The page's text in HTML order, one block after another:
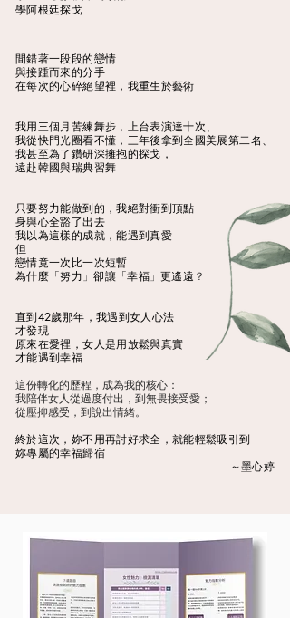
學阿根廷探戈
間錯著一段段的戀情
與接踵而來的分手
在每次的心碎絕望裡，我重生於藝術
我用三個月苦練舞步，上台表演達十次、
我從快門光圈看不懂，三年後拿到全國美展第二名、
我甚至為了鑽研深擁抱的探戈，
遠赴韓國與瑞典習舞
只要努力能做到的，我絕對衝到頂點
​身與心全豁了出去
我以為這樣的成就，能遇到真愛
但
戀情竟一次比一次短暫​
為什麼「努力 」卻讓「幸福」 更遙遠 ？
直到42歲那年，我遇到女人心法
才發現
​原來在愛裡，女人是用放鬆與真實
才能遇到幸福
這份轉化的歷程，成為我的核心：
我陪伴女人從過度付出，到無畏接受愛；
從壓抑感受，到說出情緒。
終於這次，妳不用再討好求全，就能輕鬆吸引到
妳專屬的幸福歸宿
​～墨心婷